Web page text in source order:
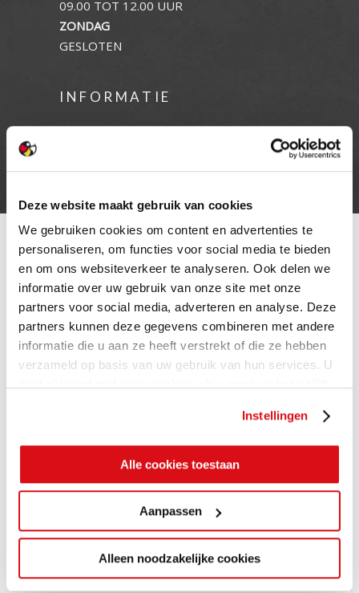
Deze website maakt gebruik van cookies
We gebruiken cookies om content en advertenties te
personaliseren, om functies voor social media te bieden
en om ons websiteverkeer te analyseren. Ook delen we
informatie over uw gebruik van onze site met onze
partners voor social media, adverteren en analyse. Deze
partners kunnen deze gegevens combineren met andere
informatie die u aan ze heeft verstrekt of die ze hebben
verzameld op basis van uw gebruik van hun services. U
Instellingen
Alle cookies toestaan
Aanpassen
Alleen noodzakelijke cookies
09.00 TOT 12.00 UUR
ZONDAG
GESLOTEN
INFORMATIE
Contact